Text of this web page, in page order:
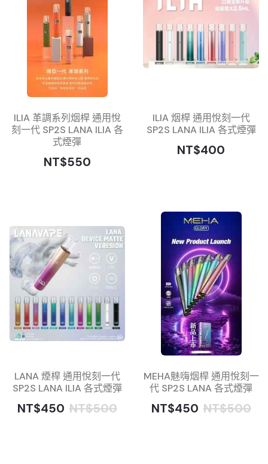
ILIA 革調系列烟桿 通用悅
刻一代 SP2S LANA ILIA 各
式煙彈
NT$550
ILIA 烟桿 通用悅刻一代
SP2S LANA ILIA 各式煙彈
NT$400
LANA 煙桿 通用悅刻一代
SP2S LANA ILIA 各式煙彈
NT$450 NT$500
MEHA魅嗨烟桿 通用悅刻一
代 SP2S LANA 各式煙彈
NT$450 NT$500